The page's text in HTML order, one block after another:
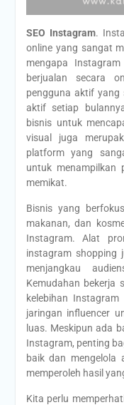
SEO Instagram.
online yang sangat
mengapa
berjualan secara
pengguna aktif yang
aktif setiap
bisnis untuk
visual juga
platform yang
untuk menampilkan
memikat.
Bisnis yang
makanan, dan
Instagram. Alat
instagram shopping
menjangkau
Kemudahan bekerja
kelebihan
jaringan influencer
luas. Meskipun ada
Instagram, penting
baik dan mengelola
memperoleh hasil
Kita perlu